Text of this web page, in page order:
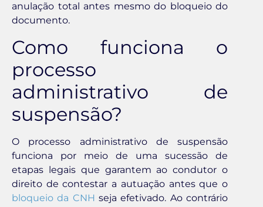
anulação total antes mesmo do bloqueio do
documento.
Como funciona o
processo
administrativo de
suspensão?
O processo administrativo de suspensão
funciona por meio de uma sucessão de
etapas legais que garantem ao condutor o
direito de contestar a autuação antes que o
bloqueio da CNH seja efetivado. Ao contrário